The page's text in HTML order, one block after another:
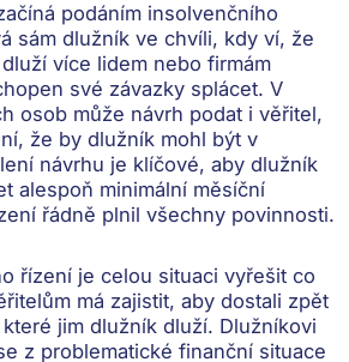
podáním insolvenčního
sám dlužník ve chvíli, kdy ví, že
více lidem nebo firmám
své závazky splácet. V
osob může návrh podat i věřitel,
že by dlužník mohl být v
návrhu je klíčové, aby dlužník
alespoň minimální měsíční
řádně plnil všechny povinnosti.
řízení je celou situaci vyřešit co
má zajistit, aby dostali zpět
jim dlužník dluží. Dlužníkovi
z problematické finanční situace